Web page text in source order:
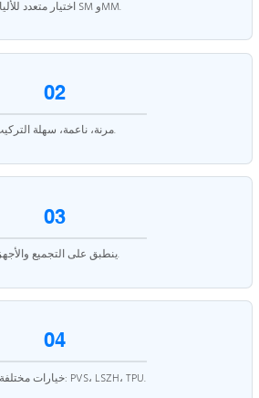
اختيار متعدد للألياف SM وMM.
02
مرنة، ناعمة، سهلة التركيب.
03
ينطبق على التجميع والأجهزة.
04
خيارات مختلفة للسترة: PVS، LSZH، TPU.